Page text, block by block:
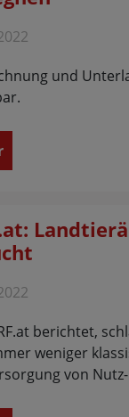
und
berichtet,
weniger
von